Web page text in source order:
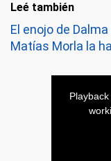
Leé también
El enojo de
Matías Morla la